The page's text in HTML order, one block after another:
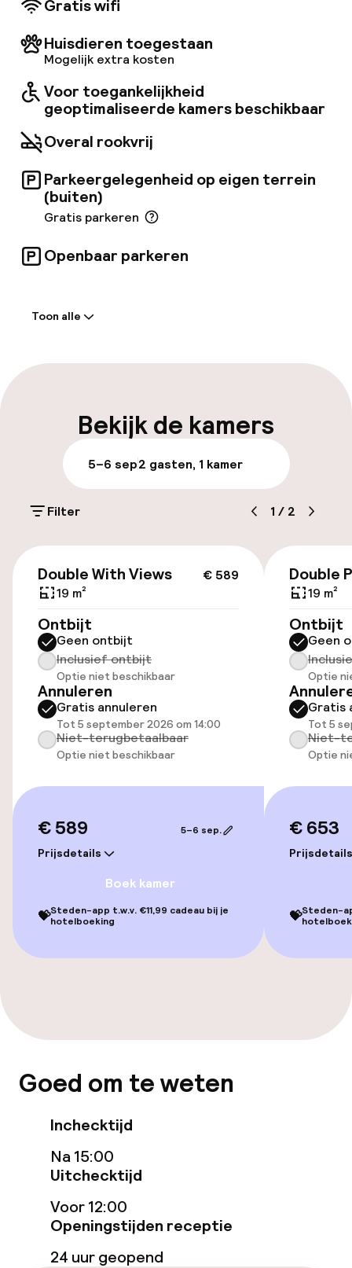
bar/lounge. Er is dagelijks een ontbijtbuffet
beschikbaar tegen betaling. Extra
voorzieningen zijn onder andere express
check-out, gratis kranten in de lobby en
stomerij-/wasservices. Bezienswaardigheden
in de buurt zijn onder andere de East Side
Gallery, de Oberbaum Bridge en het Treptower
Park.
Gratis wifi
Huisdieren toegestaan
Mogelijk extra kosten
Voor toegankelijkheid
geoptimaliseerde kamers beschikbaar
Overal rookvrij
Parkeergelegenheid op eigen terrein
(buiten)
Gratis parkeren
Openbaar parkeren
Vroeg inchecken mogelijk
Laat uitchecken mogelijk
Meertalige medewerkers
Bagageruimte
Parkeren & mobiliteit
(buiten)
Gratis parkeren
Openbaar parkeren
Fietsen beschikbaar
Lift
Voor toegankelijkheid
geoptimaliseerde kamers beschikbaar
Kamers
Fitnessruimte / gym
Entertainment
Gratis wifi
Eet- en drinkgelegenheden
Toon alle
Bekijk de kamers
5–6 sep2 gasten, 1 kamer
Filter 1 / 2
€ 589
Double With Views
19 m²
Ontbijt
Geen ontbijt
Inclusief ontbijt
Optie niet beschikbaar
Annuleren
Gratis annuleren
Tot 5 september 2026 om 14:00
Niet-terugbetaalbaar
Optie niet beschikbaar
€ 589
Prijsdetails
5–6 sep.
Boek kamer
💝Steden-app t.w.v. €11,99 cadeau bij je
hotelboeking
Double
19 m²
Ontbijt
Geen
Optie
Gratis
Tot 5
Niet-
Optie
€ 653
Prijsdetails
💝Steden-
Goed om te weten
Inchecktijd
Na 15:00
Uitchecktijd
Voor 12:00
Openingstijden receptie
24 uur geopend